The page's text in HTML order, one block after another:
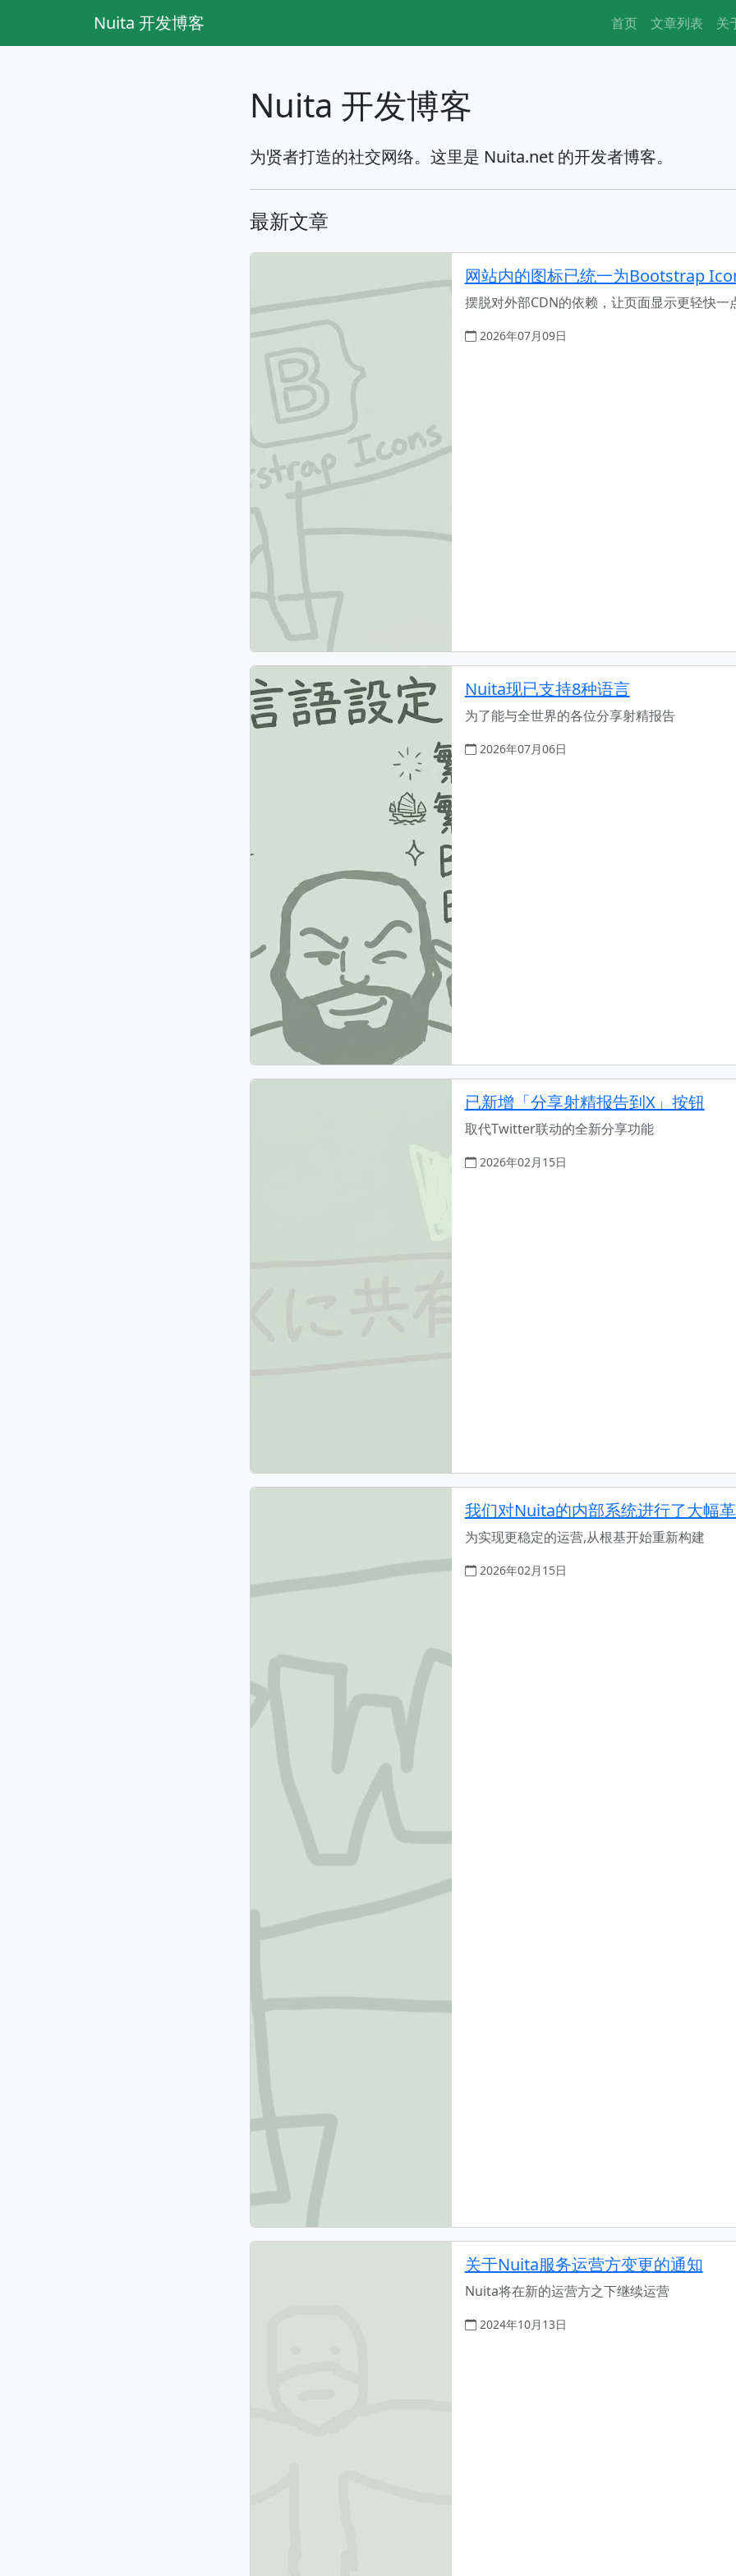
Nuita 开发博客 首页 文章列表 关
Nuita 开发博客
为贤者打造的社交网络。这里是 Nuita.net 的开发者博客。
最新文章
网站内的图标已统一为Bootstrap
摆脱对外部CDN的依赖，让页面显示更轻快一
2026年07月09日
Nuita现已支持8种语言
为了能与全世界的各位分享射精报告
2026年07月06日
已新增「分享射精报告到X」按钮
取代Twitter联动的全新分享功能
2026年02月15日
我们对Nuita的内部系统进行了大幅
为实现更稳定的运营,从根基开始重新构建
2026年02月15日
关于Nuita服务运营方变更的通知
Nuita将在新的运营方之下继续运营
2024年10月13日